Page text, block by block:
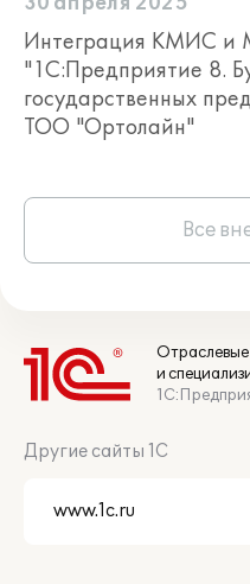
Интеграция КМИС и
"1С:Предприятие 8.
государственных
ТОО "Ортолайн"
Все
Отраслевые
и
Другие сайты 1С